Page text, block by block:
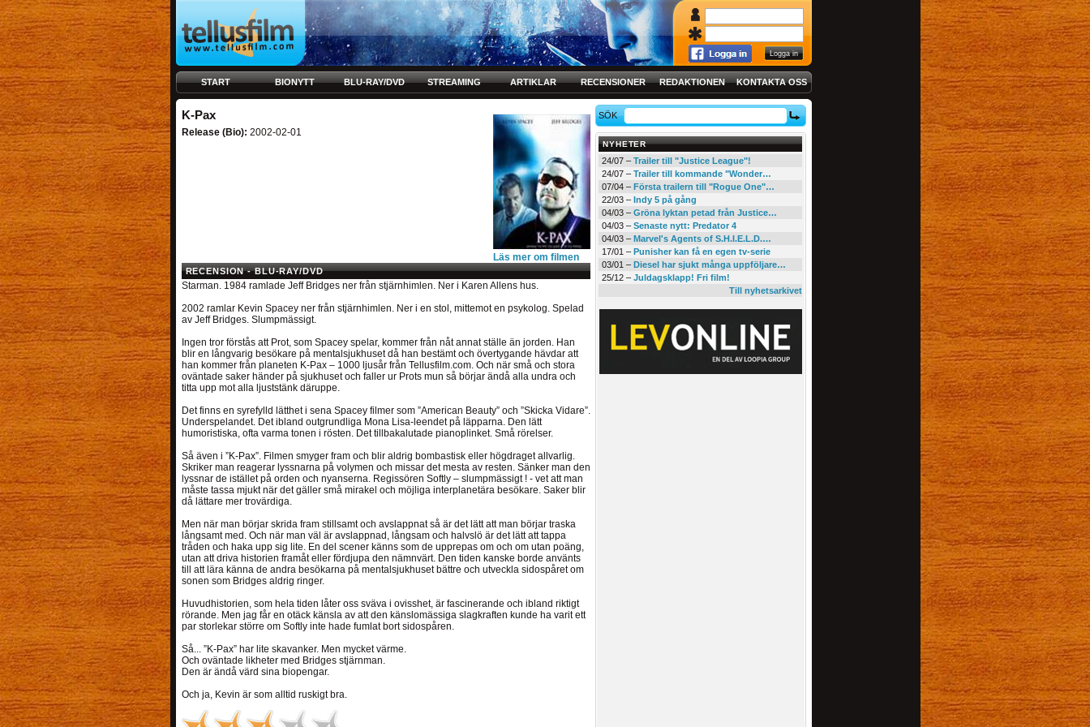
START BIONYTT BLU-RAY/DVD STREAMING ARTIKLAR RECENSIONER REDAKTIONEN KONTAKTA OSS
K-Pax
Läs mer om filmen
Release (Bio): 2002-02-01
RECENSION - BLU-RAY/DVD
Starman. 1984 ramlade Jeff Bridges ner från stjärnhimlen. Ner i Karen Allens hus.
2002 ramlar Kevin Spacey ner från stjärnhimlen. Ner i en stol, mittemot en psykolog. Spelad
av Jeff Bridges. Slumpmässigt.
Ingen tror förstås att Prot, som Spacey spelar, kommer från nåt annat ställe än jorden. Han
blir en långvarig besökare på mentalsjukhuset då han bestämt och övertygande hävdar att
han kommer från planeten K-Pax – 1000 ljusår från Tellusfilm.com. Och när små och stora
oväntade saker händer på sjukhuset och faller ur Prots mun så börjar ändå alla undra och
titta upp mot alla ljuststänk däruppe.
Det finns en syrefylld lätthet i sena Spacey filmer som ”American Beauty” och ”Skicka Vidare”.
Underspelandet. Det ibland outgrundliga Mona Lisa-leendet på läpparna. Den lätt
humoristiska, ofta varma tonen i rösten. Det tillbakalutade pianoplinket. Små rörelser.
Så även i ”K-Pax”. Filmen smyger fram och blir aldrig bombastisk eller högdraget allvarlig.
Skriker man reagerar lyssnarna på volymen och missar det mesta av resten. Sänker man den
lyssnar de istället på orden och nyanserna. Regissören Softly – slumpmässigt ! - vet att man
måste tassa mjukt när det gäller små mirakel och möjliga interplanetära besökare. Saker blir
då lättare mer trovärdiga.
Men när man börjar skrida fram stillsamt och avslappnat så är det lätt att man börjar traska
långsamt med. Och när man väl är avslappnad, långsam och halvslö är det lätt att tappa
tråden och haka upp sig lite. En del scener känns som de upprepas om och om utan poäng,
utan att driva historien framåt eller fördjupa den nämnvärt. Den tiden kanske borde använts
till att lära känna de andra besökarna på mentalsjukhuset bättre och utveckla sidospåret om
sonen som Bridges aldrig ringer.
Huvudhistorien, som hela tiden låter oss sväva i ovisshet, är fascinerande och ibland riktigt
rörande. Men jag får en otäck känsla av att den känslomässiga slagkraften kunde ha varit ett
par storlekar större om Softly inte hade fumlat bort sidospåren.
Så... ”K-Pax” har lite skavanker. Men mycket värme.
Och oväntade likheter med Bridges stjärnman.
Den är ändå värd sina biopengar.
Och ja, Kevin är som alltid ruskigt bra.
SÖK
NYHETER
24/07 –Trailer till "Justice League"!
24/07 –Trailer till kommande "Wonder…
07/04 –Första trailern till "Rogue One"…
22/03 –Indy 5 på gång
04/03 –Gröna lyktan petad från Justice…
04/03 –Senaste nytt: Predator 4
04/03 –Marvel's Agents of S.H.I.E.L.D.…
17/01 –Punisher kan få en egen tv-serie
03/01 –Diesel har sjukt många uppföljare…
25/12 –Juldagsklapp! Fri film!
Till nyhetsarkivet